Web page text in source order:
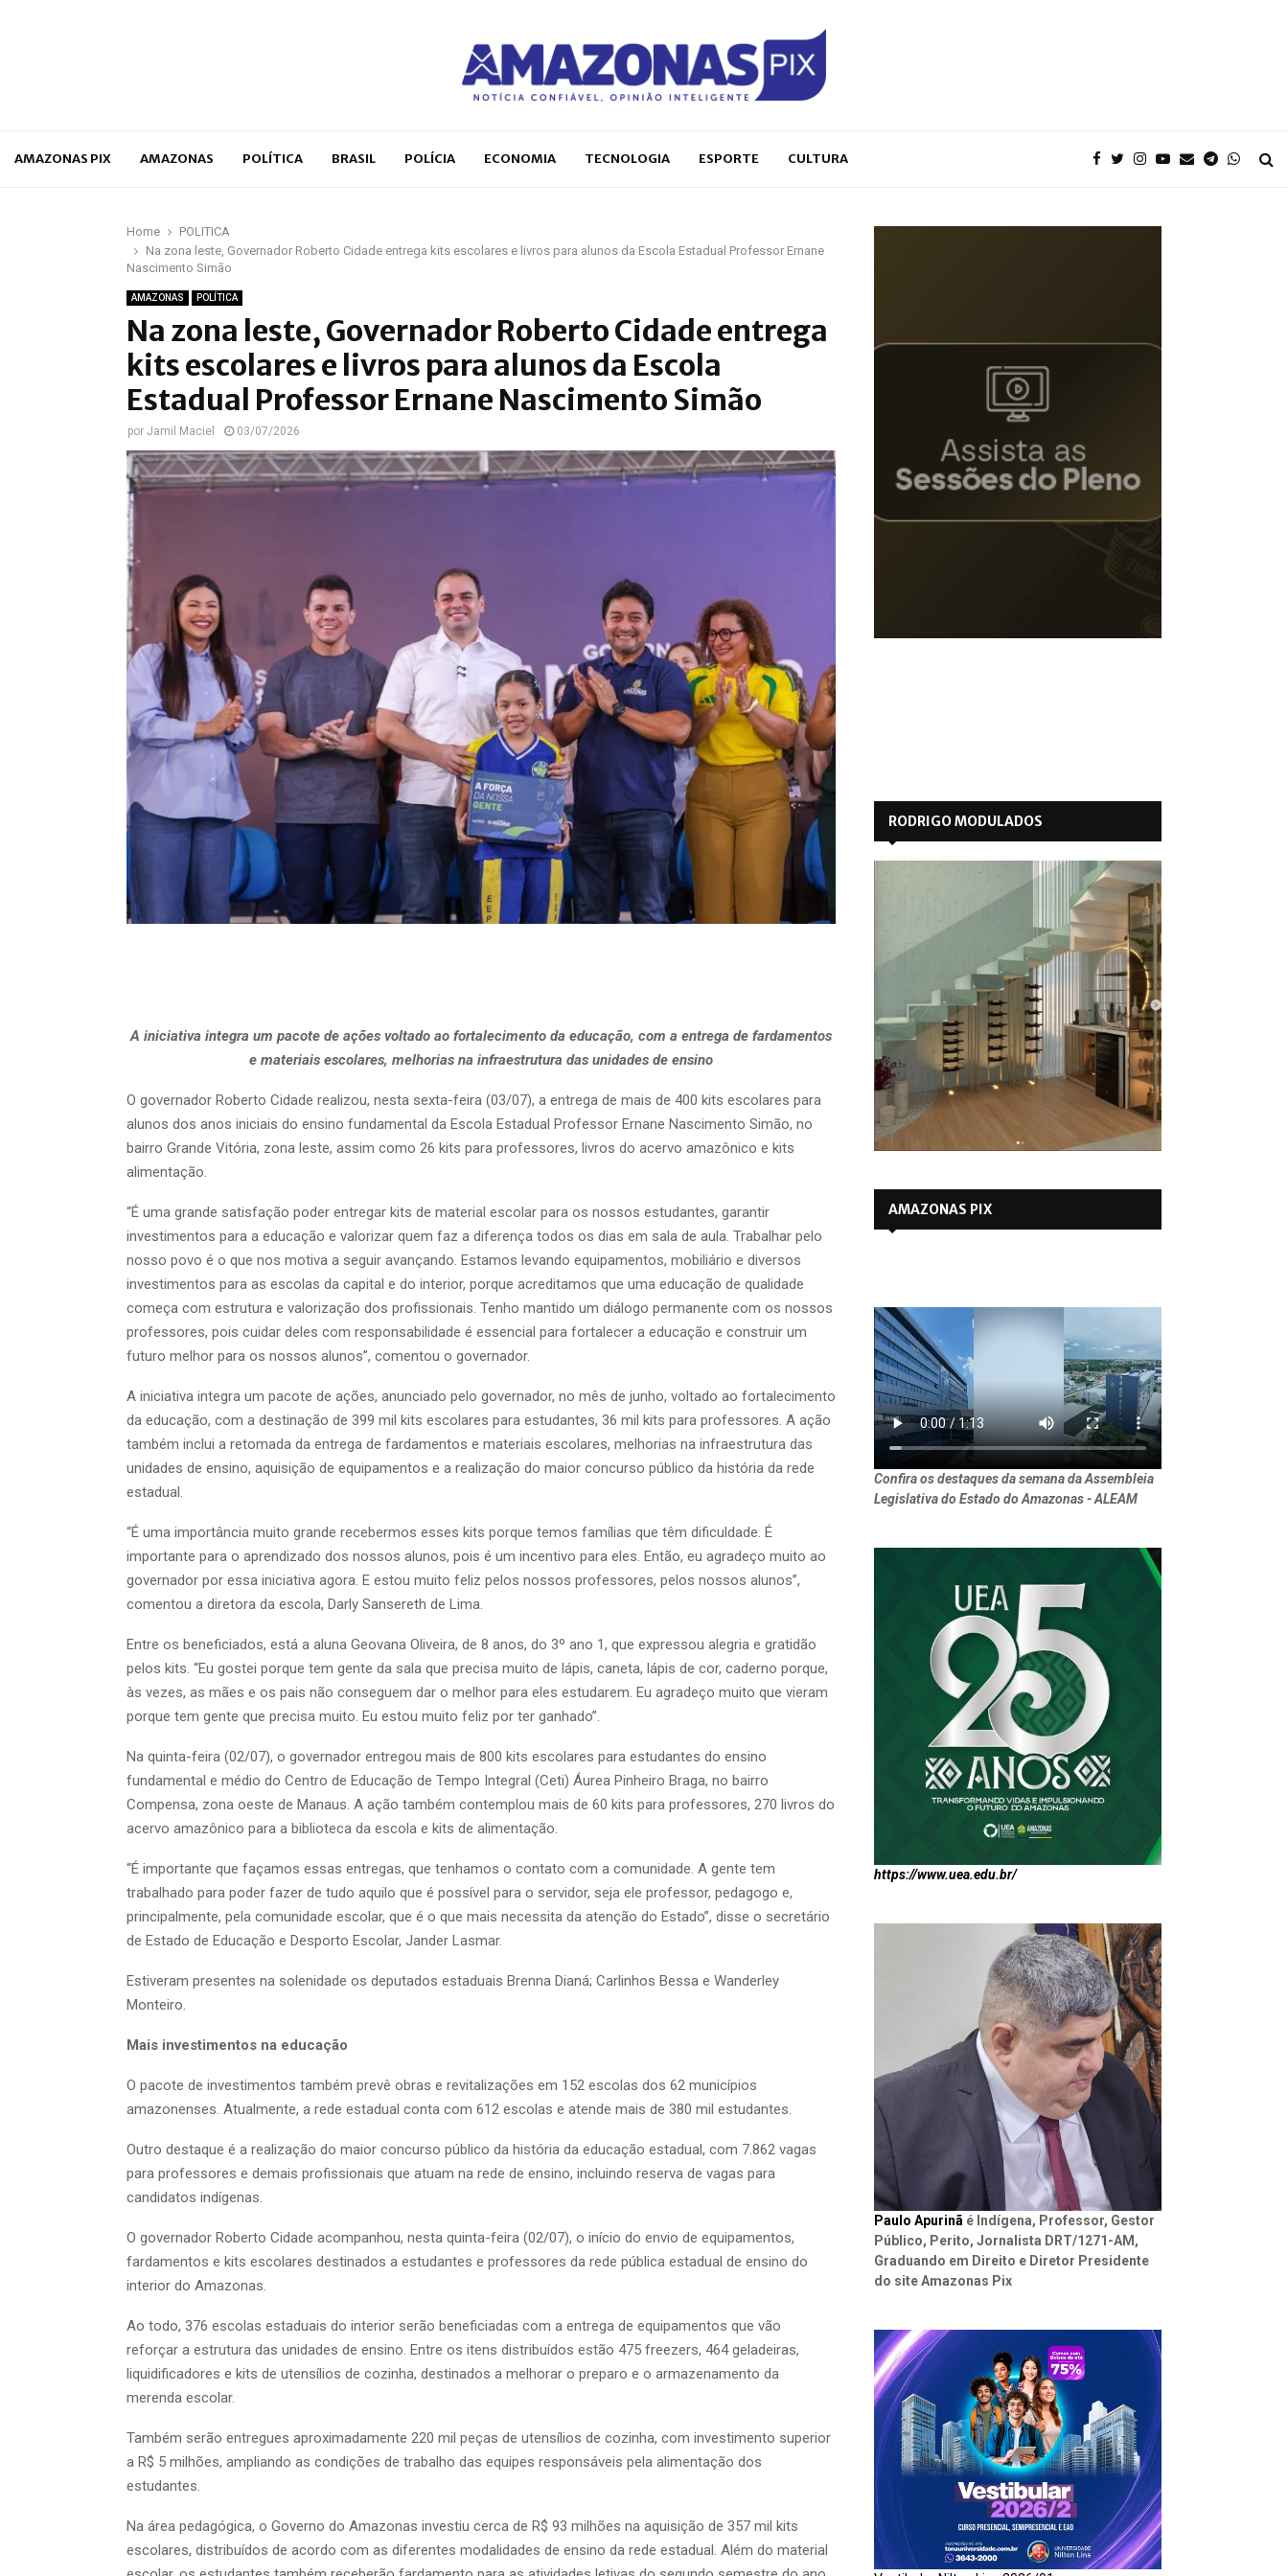
AMAZONAS PIX AMAZONAS POLÍTICA BRASIL POLÍCIA ECONOMIA TECNOLOGIA ESPORTE CULTURA
Home
POLÍTICA
Na zona leste, Governador Roberto Cidade entrega kits escolares e livros para alunos da Escola Estadual Professor Ernane
Nascimento Simão
AMAZONAS POLÍTICA
Na zona leste, Governador Roberto Cidade entrega
kits escolares e livros para alunos da Escola
Estadual Professor Ernane Nascimento Simão
por Jamil Maciel 03/07/2026
A iniciativa integra um pacote de ações voltado ao fortalecimento da educação, com a entrega de fardamentos
e materiais escolares, melhorias na infraestrutura das unidades de ensino
O governador Roberto Cidade realizou, nesta sexta-feira (03/07), a entrega de mais de 400 kits escolares para
alunos dos anos iniciais do ensino fundamental da Escola Estadual Professor Ernane Nascimento Simão, no
bairro Grande Vitória, zona leste, assim como 26 kits para professores, livros do acervo amazônico e kits
alimentação.
“É uma grande satisfação poder entregar kits de material escolar para os nossos estudantes, garantir
investimentos para a educação e valorizar quem faz a diferença todos os dias em sala de aula. Trabalhar pelo
nosso povo é o que nos motiva a seguir avançando. Estamos levando equipamentos, mobiliário e diversos
investimentos para as escolas da capital e do interior, porque acreditamos que uma educação de qualidade
começa com estrutura e valorização dos profissionais. Tenho mantido um diálogo permanente com os nossos
professores, pois cuidar deles com responsabilidade é essencial para fortalecer a educação e construir um
futuro melhor para os nossos alunos”, comentou o governador.
A iniciativa integra um pacote de ações, anunciado pelo governador, no mês de junho, voltado ao fortalecimento
da educação, com a destinação de 399 mil kits escolares para estudantes, 36 mil kits para professores. A ação
também inclui a retomada da entrega de fardamentos e materiais escolares, melhorias na infraestrutura das
unidades de ensino, aquisição de equipamentos e a realização do maior concurso público da história da rede
estadual.
“É uma importância muito grande recebermos esses kits porque temos famílias que têm dificuldade. É
importante para o aprendizado dos nossos alunos, pois é um incentivo para eles. Então, eu agradeço muito ao
governador por essa iniciativa agora. E estou muito feliz pelos nossos professores, pelos nossos alunos”,
comentou a diretora da escola, Darly Sansereth de Lima.
Entre os beneficiados, está a aluna Geovana Oliveira, de 8 anos, do 3º ano 1, que expressou alegria e gratidão
pelos kits. “Eu gostei porque tem gente da sala que precisa muito de lápis, caneta, lápis de cor, caderno porque,
às vezes, as mães e os pais não conseguem dar o melhor para eles estudarem. Eu agradeço muito que vieram
porque tem gente que precisa muito. Eu estou muito feliz por ter ganhado”.
Na quinta-feira (02/07), o governador entregou mais de 800 kits escolares para estudantes do ensino
fundamental e médio do Centro de Educação de Tempo Integral (Ceti) Áurea Pinheiro Braga, no bairro
Compensa, zona oeste de Manaus. A ação também contemplou mais de 60 kits para professores, 270 livros do
acervo amazônico para a biblioteca da escola e kits de alimentação.
“É importante que façamos essas entregas, que tenhamos o contato com a comunidade. A gente tem
trabalhado para poder fazer de tudo aquilo que é possível para o servidor, seja ele professor, pedagogo e,
principalmente, pela comunidade escolar, que é o que mais necessita da atenção do Estado”, disse o secretário
de Estado de Educação e Desporto Escolar, Jander Lasmar.
Estiveram presentes na solenidade os deputados estaduais Brenna Dianá; Carlinhos Bessa e Wanderley
Monteiro.
Mais investimentos na educação
O pacote de investimentos também prevê obras e revitalizações em 152 escolas dos 62 municípios
amazonenses. Atualmente, a rede estadual conta com 612 escolas e atende mais de 380 mil estudantes.
Outro destaque é a realização do maior concurso público da história da educação estadual, com 7.862 vagas
para professores e demais profissionais que atuam na rede de ensino, incluindo reserva de vagas para
candidatos indígenas.
O governador Roberto Cidade acompanhou, nesta quinta-feira (02/07), o início do envio de equipamentos,
fardamentos e kits escolares destinados a estudantes e professores da rede pública estadual de ensino do
interior do Amazonas.
Ao todo, 376 escolas estaduais do interior serão beneficiadas com a entrega de equipamentos que vão
reforçar a estrutura das unidades de ensino. Entre os itens distribuídos estão 475 freezers, 464 geladeiras,
liquidificadores e kits de utensílios de cozinha, destinados a melhorar o preparo e o armazenamento da
merenda escolar.
Também serão entregues aproximadamente 220 mil peças de utensílios de cozinha, com investimento superior
a R$ 5 milhões, ampliando as condições de trabalho das equipes responsáveis pela alimentação dos
estudantes.
Na área pedagógica, o Governo do Amazonas investiu cerca de R$ 93 milhões na aquisição de 357 mil kits
escolares, distribuídos de acordo com as diferentes modalidades de ensino da rede estadual. Além do material
RODRIGO MODULADOS
AMAZONAS PIX
Confira os destaques da semana da Assembleia
Legislativa do Estado do Amazonas - ALEAM
https://www.uea.edu.br/
Paulo Apurinã é Indígena, Professor, Gestor
Público, Perito, Jornalista DRT/1271-AM,
Graduando em Direito e Diretor Presidente
do site Amazonas Pix